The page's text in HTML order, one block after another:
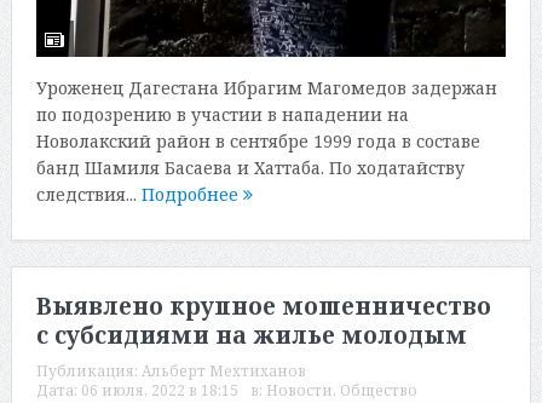
Уроженец Дагестана Ибрагим Магомедов задержан
по подозрению в участии в нападении на
Новолакский район в сентябре 1999 года в составе
банд Шамиля Басаева и Хаттаба. По ходатайству
следствия... Подробнее
Выявлено крупное мошенничество
с субсидиями на жилье молодым
Публикация: Альберт Мехтиханов
Дата: 06 июля, 2022 в 18:15 в: Новости, Общество